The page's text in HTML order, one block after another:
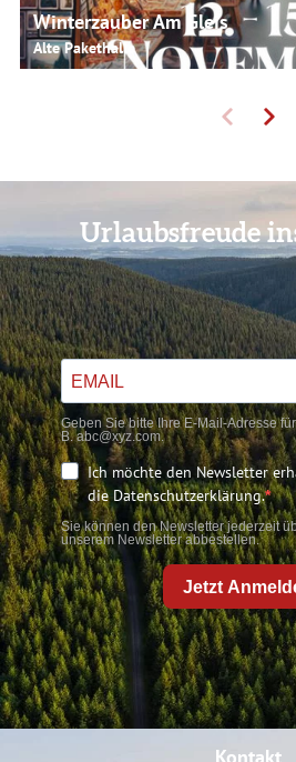
Winterzauber Am Gleis
Alte Pakethalle
Urlaubsfreude
Geben Sie bitte Ihre E-Mail-Adresse
B. abc@xyz.com.
Ich möchte den Newsletter
die Datenschutzerklärung.
Sie können den Newsletter jederzeit
unserem Newsletter abbestellen.
Jetzt